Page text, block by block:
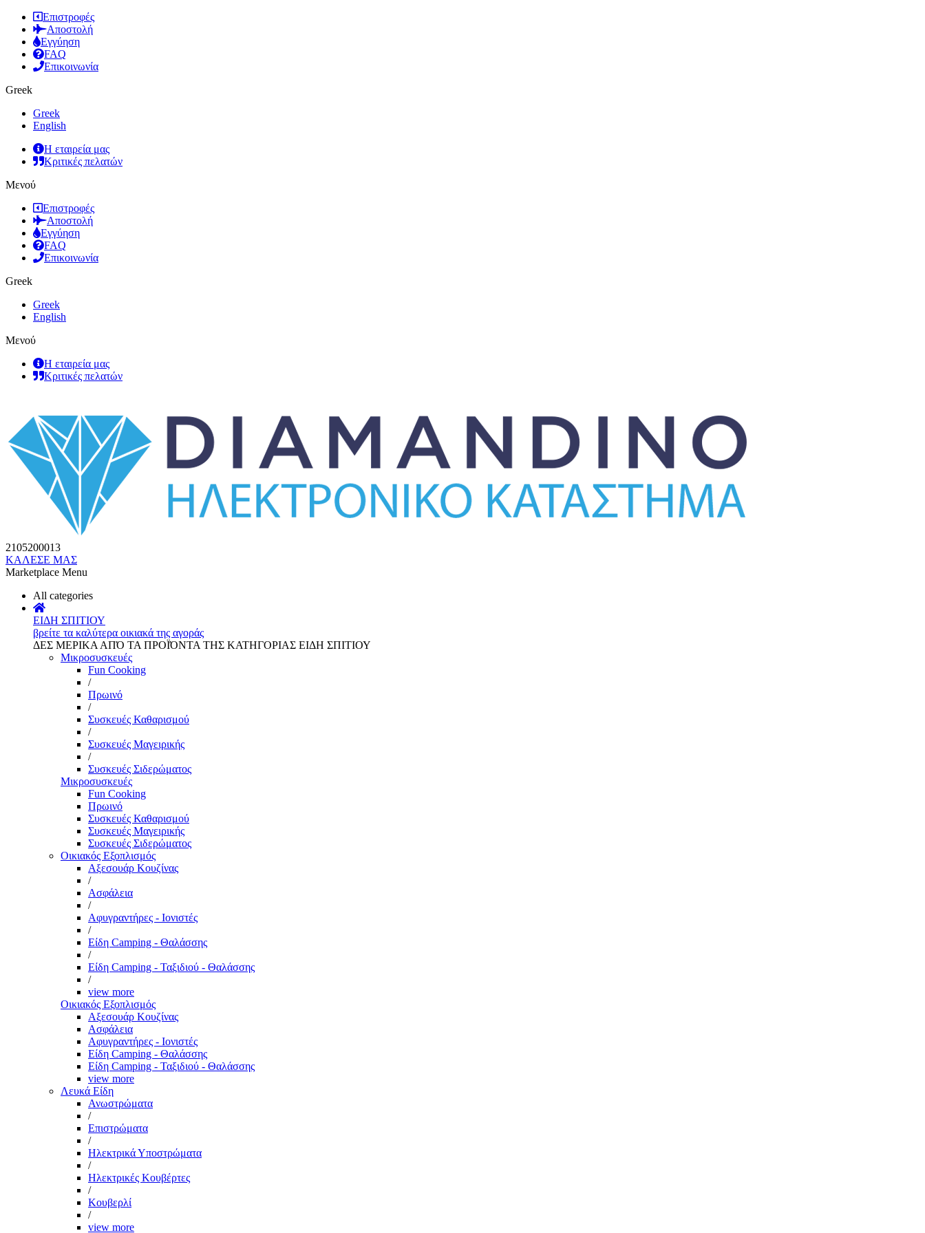
Επιστροφές
Αποστολή
Εγγύηση
FAQ
Επικοινωνία
Greek
Greek
English
Η εταιρεία μας
Κριτικές πελατών
Μενού
Επιστροφές
Αποστολή
Εγγύηση
FAQ
Επικοινωνία
Greek
Greek
English
Μενού
Η εταιρεία μας
Κριτικές πελατών
2105200013
ΚΑΛΕΣΕ ΜΑΣ
Marketplace Menu
All categories
ΕΙΔΗ ΣΠΙΤΙΟΥ
βρείτε τα καλύτερα οικιακά της αγοράς
ΔΕΣ ΜΕΡΙΚΑ ΑΠΌ ΤΑ ΠΡΟΪΌΝΤΑ ΤΗΣ ΚΑΤΗΓΟΡΙΑΣ ΕΙΔΗ ΣΠΙΤΙΟΥ
Μικροσυσκευές
Fun Cooking
/
Πρωινό
/
Συσκευές Καθαρισμού
/
Συσκευές Μαγειρικής
/
Συσκευές Σιδερώματος
Μικροσυσκευές
Fun Cooking
Πρωινό
Συσκευές Καθαρισμού
Συσκευές Μαγειρικής
Συσκευές Σιδερώματος
Οικιακός Εξοπλισμός
Αξεσουάρ Κουζίνας
/
Ασφάλεια
/
Αφυγραντήρες - Ιονιστές
/
Είδη Camping - Θαλάσσης
/
Είδη Camping - Ταξιδιού - Θαλάσσης
/
view more
Οικιακός Εξοπλισμός
Αξεσουάρ Κουζίνας
Ασφάλεια
Αφυγραντήρες - Ιονιστές
Είδη Camping - Θαλάσσης
Είδη Camping - Ταξιδιού - Θαλάσσης
view more
Λευκά Είδη
Ανωστρώματα
/
Επιστρώματα
/
Ηλεκτρικά Υποστρώματα
/
Ηλεκτρικές Κουβέρτες
/
Κουβερλί
/
view more